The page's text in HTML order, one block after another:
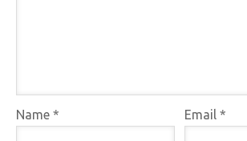
Name * Email*